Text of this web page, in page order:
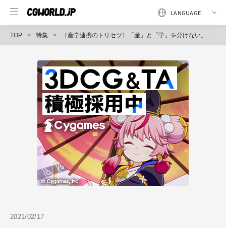
TOP 特集 ［産学連携のトリセツ］「産」と「学」を分けない。壁を壊し、地続きにする
2021/02/17